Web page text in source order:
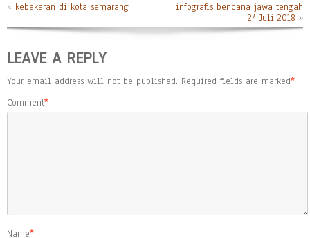
« kebakaran di kota semarang
infografis bencana jawa tengah
24 Juli 2018 »
LEAVE A REPLY
Your email address will not be published. Required fields are marked*
Comment*
Name*